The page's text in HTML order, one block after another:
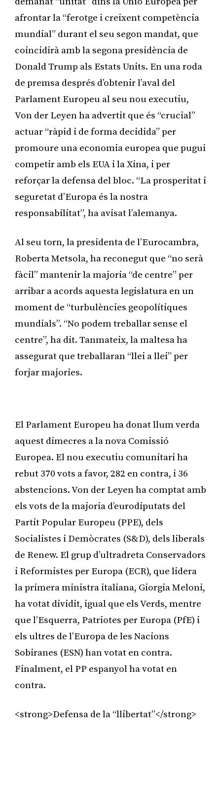
afrontar la “ferotge i creixent competència
mundial” durant el seu segon mandat, que
coincidirà amb la segona presidència de
Donald Trump als Estats Units. En una roda
de premsa després d’obtenir l’aval del
Parlament Europeu al seu nou executiu,
Von der Leyen ha advertit que és “crucial”
actuar “ràpid i de forma decidida” per
promoure una economia europea que pugui
competir amb els EUA i la Xina, i per
reforçar la defensa del bloc. “La prosperitat i
seguretat d’Europa és la nostra
responsabilitat”, ha avisat l’alemanya.
Al seu torn, la presidenta de l’Eurocambra,
Roberta Metsola, ha reconegut que “no serà
fàcil” mantenir la majoria “de centre” per
arribar a acords aquesta legislatura en un
moment de “turbulències geopolítiques
mundials”. “No podem treballar sense el
centre”, ha dit. Tanmateix, la maltesa ha
assegurat que treballaran “llei a llei” per
forjar majories.
El Parlament Europeu ha donat llum verda
aquest dimecres a la nova Comissió
Europea. El nou executiu comunitari ha
rebut 370 vots a favor, 282 en contra, i 36
abstencions. Von der Leyen ha comptat amb
els vots de la majoria d’eurodiputats del
Partit Popular Europeu (PPE), dels
Socialistes i Demòcrates (S&D), dels liberals
de Renew. El grup d’ultradreta Conservadors
i Reformistes per Europa (ECR), que lidera
la primera ministra italiana, Giorgia Meloni,
ha votat dividit, igual que els Verds, mentre
que l’Esquerra, Patriotes per Europa (PfE) i
els ultres de l’Europa de les Nacions
Sobiranes (ESN) han votat en contra.
Finalment, el PP espanyol ha votat en
contra.
<strong>Defensa de la “llibertat”</strong>